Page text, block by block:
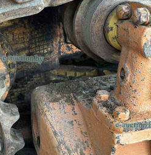
указана без НДС.
в употреблении.
обязан до начала электронных
( п.2.4.3 Регламента)
электронных торгов
с ограниченной
«ДжоВит»